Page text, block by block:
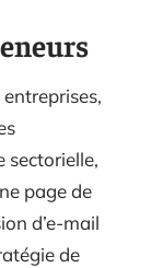
sectorielle,
page de
d’e-mail
de